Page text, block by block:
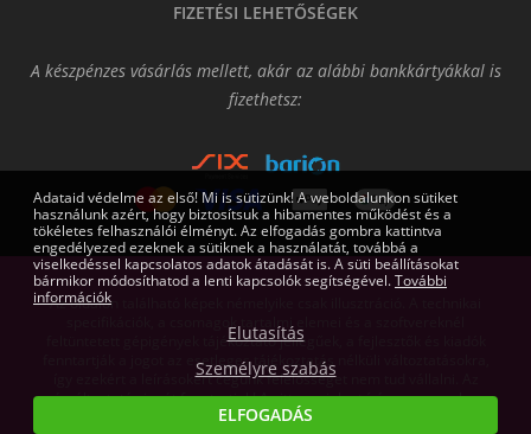
FIZETÉSI LEHETŐSÉGEK
A készpénzes vásárlás mellett, akár az alábbi bankkártyákkal is
fizethetsz:
Az oldalon található képek némelyike csak illusztráció. A technikai
specifikációk, a csomagok tartalmi elemei és a szoftvereknél
feltüntetett gépigények tájékoztató jellegűek, a fejlesztők és kiadók
fenntartják a jogot az esetleges tájékoztatás nélküli változtatásokra,
így ezekért a leírásokért cégünk felelősséget nem tud vállalni. Az
árváltoztatás jogát fenntartjuk! Az itt megjelent írásos anyagok a
Gamers.eu Kft. tulajdonát képezik.
Adataid védelme az első! Mi is sütizünk! A weboldalunkon sütiket
használunk azért, hogy biztosítsuk a hibamentes működést és a
tökéletes felhasználói élményt. Az elfogadás gombra kattintva
engedélyezed ezeknek a sütiknek a használatát, továbbá a
viselkedéssel kapcsolatos adatok átadását is. A süti beállításokat
bármikor módosíthatod a lenti kapcsolók segítségével.További
információk
Elutasítás
Személyre szabás
ELFOGADÁS